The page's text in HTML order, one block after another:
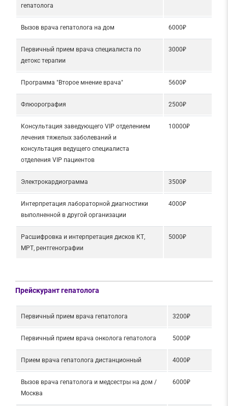
гепатолога
Вызов врача гепатолога на дом 6000₽
Первичный прием врача специалиста по
детокс терапии
3000₽
Программа "Второе мнение врача" 5600₽
Флюорография 2500₽
Консультация заведующего VIP отделением
лечения тяжелых заболеваний и
консультация ведущего специалиста
отделения VIP пациентов
10000₽
Электрокардиограмма 3500₽
Интерпретация лабораторной диагностики
выполненной в другой организации
4000₽
Расшифровка и интерпретация дисков КТ,
МРТ, рентгенографии
5000₽
Прейскурант гепатолога
Первичный прием врача гепатолога 3200₽
Первичный прием врача онколога гепатолога 5000₽
Прием врача гепатолога дистанционный 4000₽
Вызов врача гепатолога и медсестры на дом /
Москва
6000₽